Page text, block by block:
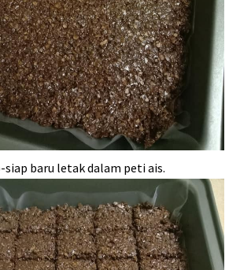
baru letak dalam peti ais.